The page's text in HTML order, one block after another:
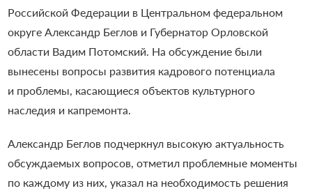
Российской Федерации в Центральном федеральном
округе Александр Беглов и Губернатор Орловской
области Вадим Потомский. На обсуждение были
вынесены вопросы развития кадрового потенциала
и проблемы, касающиеся объектов культурного
наследия и капремонта.
Александр Беглов подчеркнул высокую актуальность
обсуждаемых вопросов, отметил проблемные моменты
по каждому из них, указал на необходимость решения